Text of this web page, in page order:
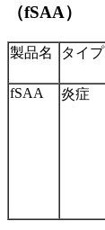
（fSAA）
製品名 タイプ
fSAA 炎症